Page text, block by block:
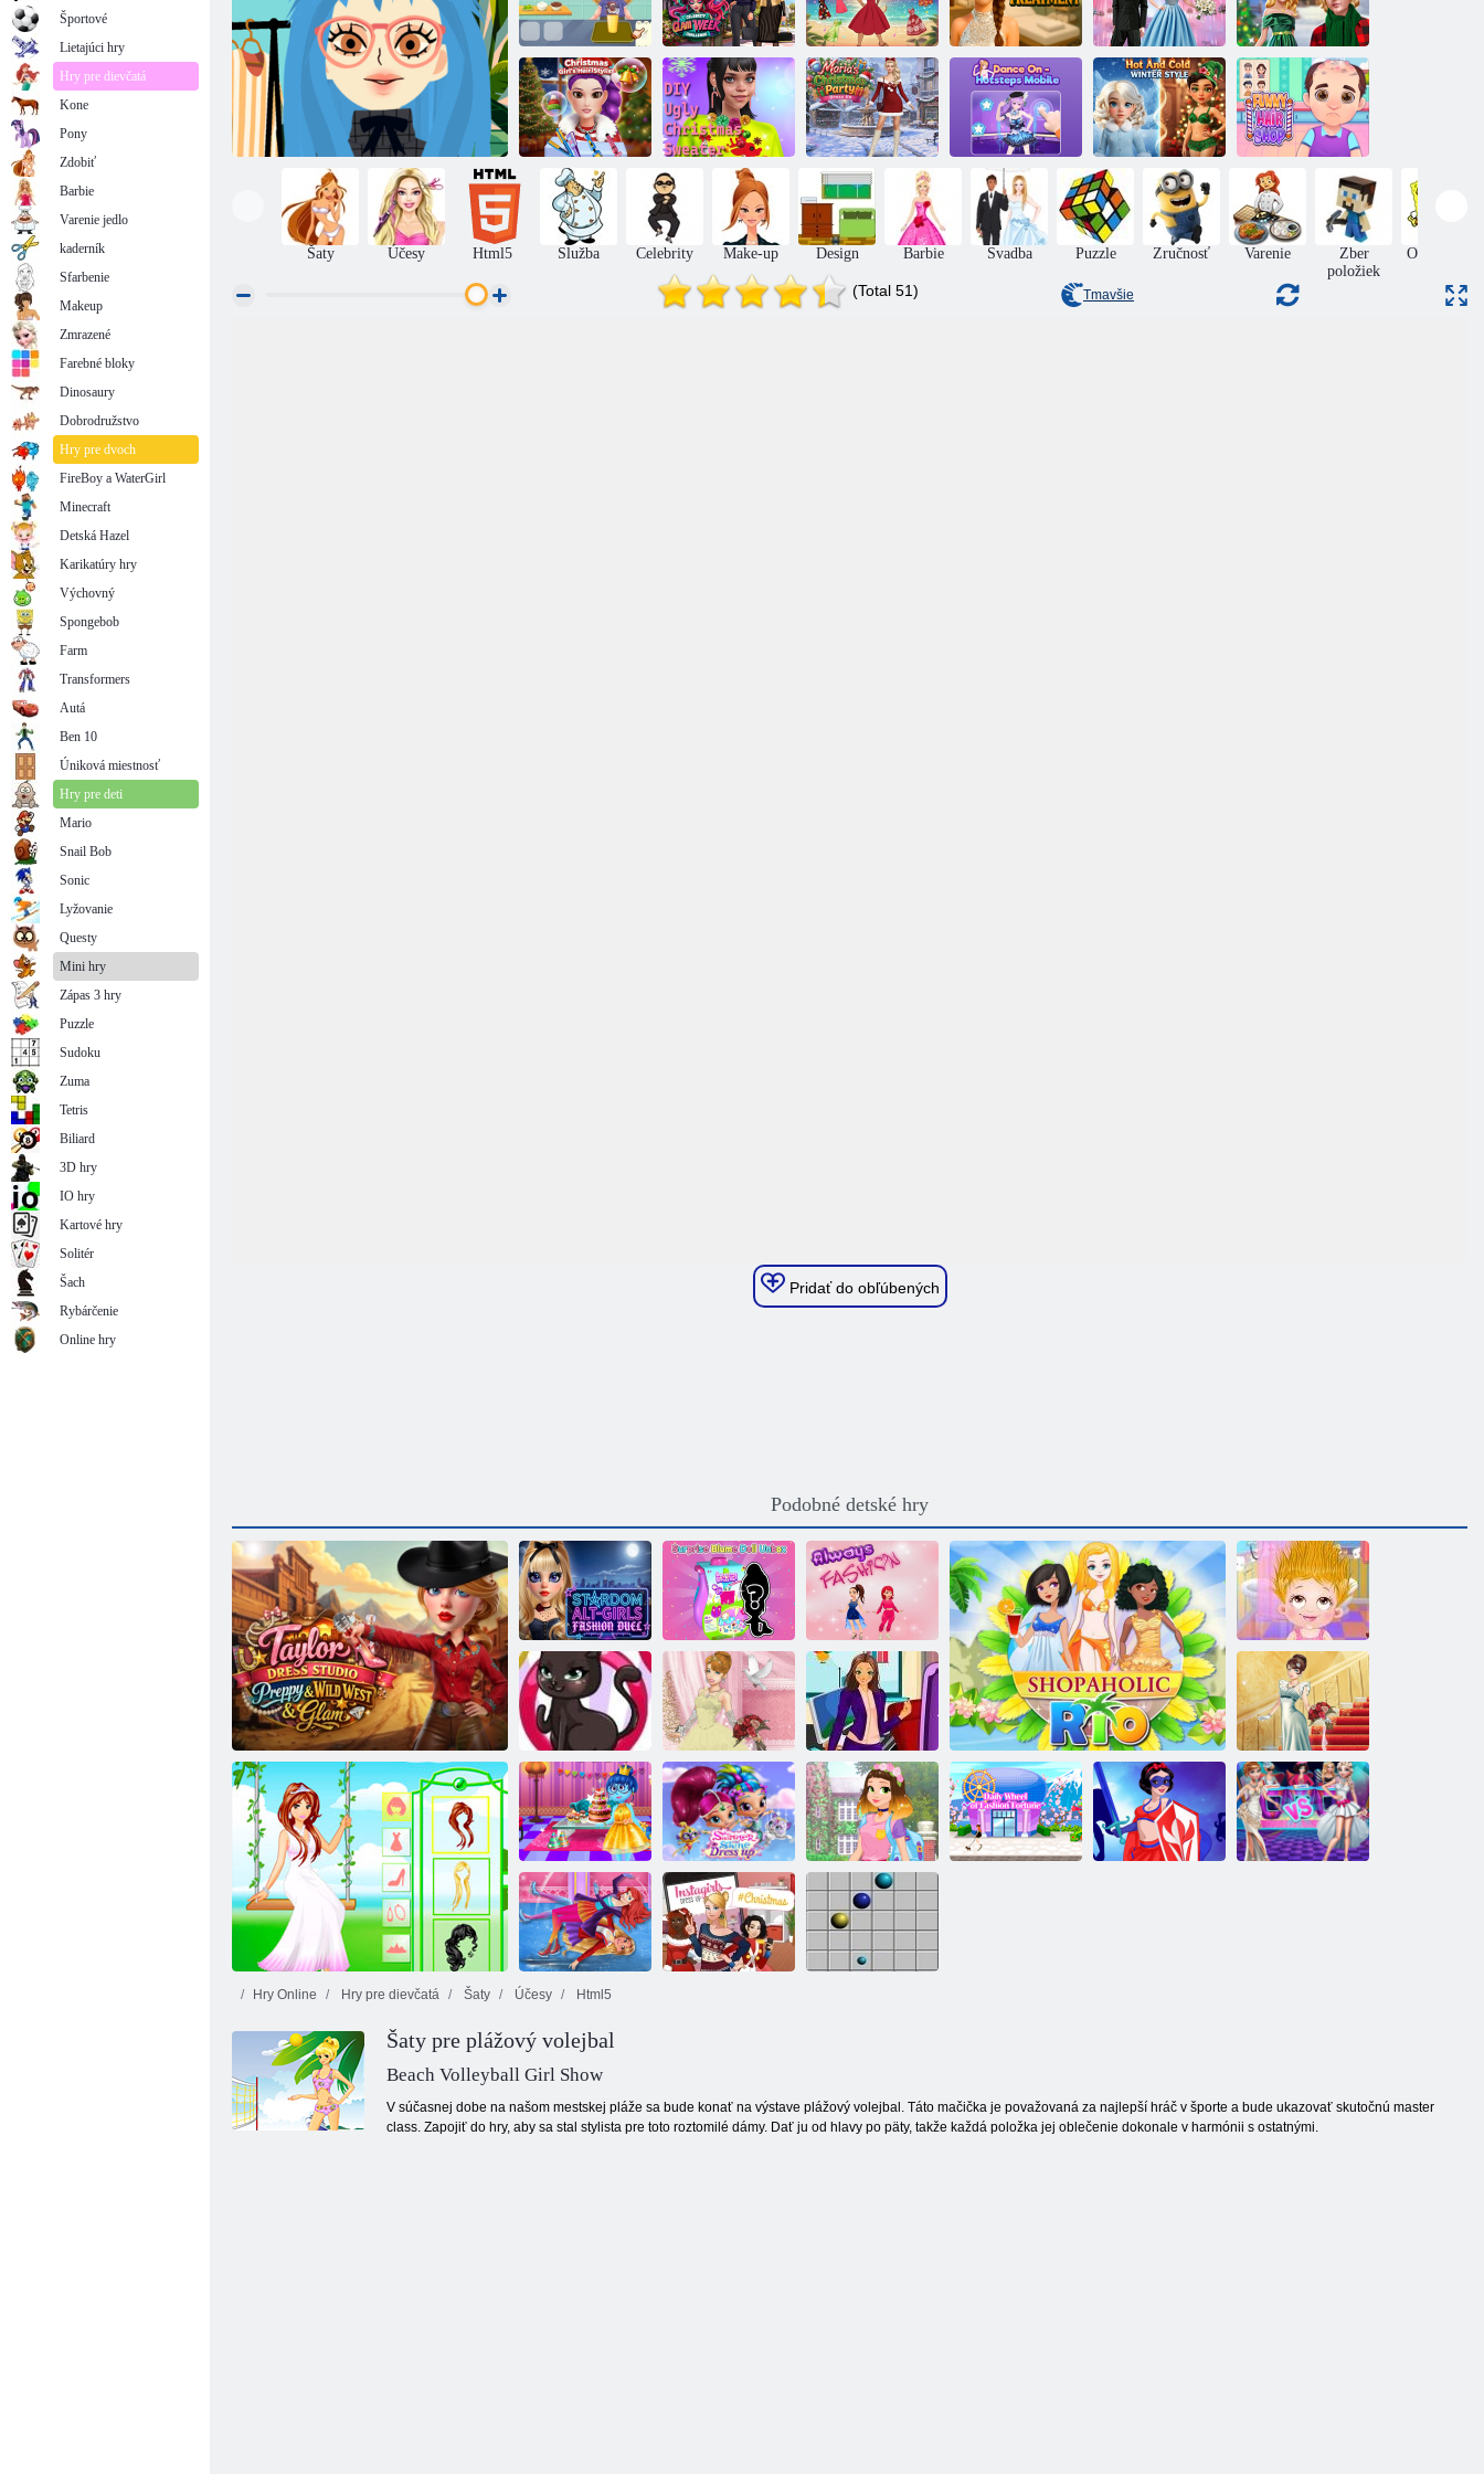
Malá Katie,
epizóda 47:
Pretty Drinks
Týždeň glamour
celebrít
Moderný make-
up princeznej
Moany
ASMR ošetrenie
tváre
Svadba v štýle
K-pop
Ellie a Ben na
Štedrý večer
Kaderník pre
dievča na
Vianoce
DIY sveter na
Vianoce
Mariine outfity
na vianočný
večierok
Tancujte
horúcim krokom
Teplý a studený
zimný štýl
kadernícke
salóny
Šaty Účesy Html5 Služba Celebrity Make-up Design Barbie Svadba Puzzle Zručnosť Varenie
Zber
položiek
Online hry
(Total 51) Tmavšie
Pridať do obľúbených
Podobné detské hry
Taylor Clothing Studio
Hviezda: módny
súboj
Rozbaľovanie
bábiky Blume s
prekvapením
Móda navždy
Baby Hazel:
Deň vlasov
Módne Mačacie Svadobná Lily 2
Skúška na
určenie
povolania
Lily Svadobné
Puzzle:
Narodeniny
Trblietanie a
Shine: Šaty
Rapunzel-módy
Zimné
korčuľovanie
Hry Online Hry pre dievčatá Šaty Účesy Html5
Šaty pre plážový volejbal
Beach Volleyball Girl Show
V súčasnej dobe na našom mestskej pláže sa bude konať na výstave plážový volejbal. Táto mačička je považovaná za najlepší hráč v športe a bude ukazovať skutočnú master
class. Zapojiť do hry, aby sa stal stylista pre toto roztomilé dámy. Dať ju od hlavy po päty, takže každá položka jej oblečenie dokonale v harmónii s ostatnými.
Športové
Lietajúci hry
Hry pre dievčatá
Kone
Pony
Zdobiť
Barbie
Varenie jedlo
kaderník
Sfarbenie
Makeup
Zmrazené
Farebné bloky
Dinosaury
Dobrodružstvo
Hry pre dvoch
FireBoy a WaterGirl
Minecraft
Detská Hazel
Karikatúry hry
Výchovný
Spongebob
Farm
Transformers
Autá
Ben 10
Úniková miestnosť
Hry pre deti
Mario
Snail Bob
Sonic
Lyžovanie
Questy
Mini hry
Zápas 3 hry
Puzzle
Sudoku
Zuma
Tetris
Biliard
3D hry
IO hry
Kartové hry
Solitér
Šach
Rybárčenie
Online hry